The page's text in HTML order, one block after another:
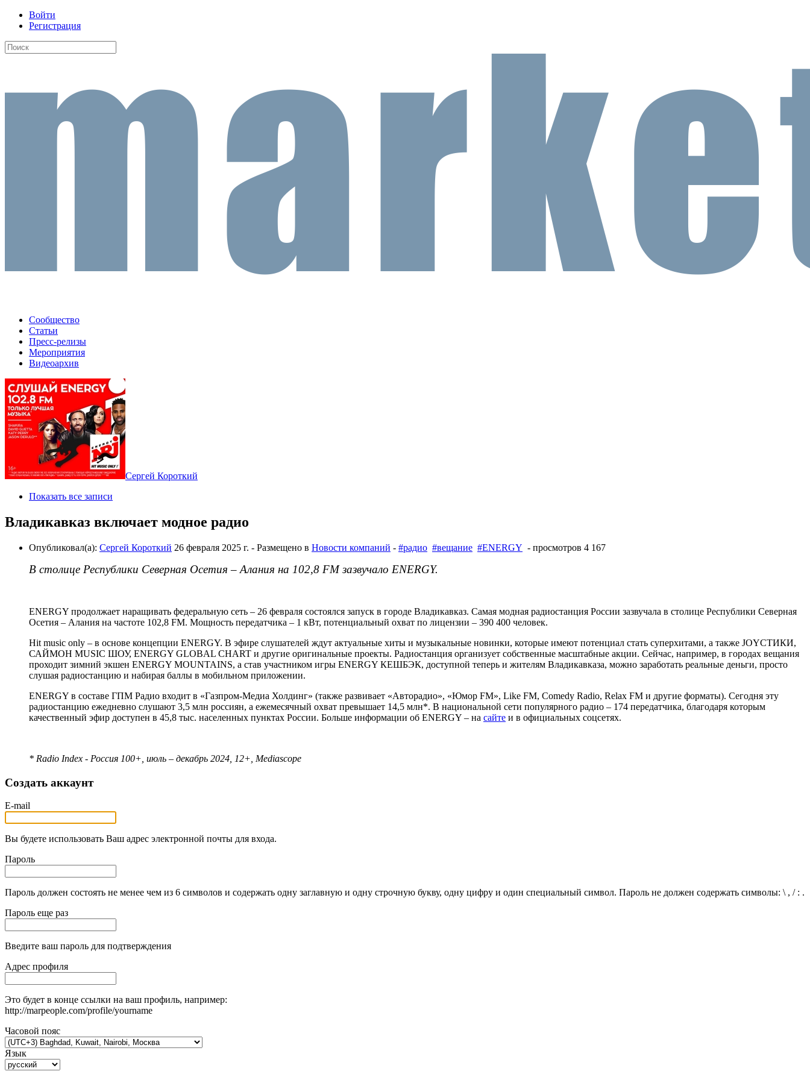
Войти
Регистрация
Сообщество
Статьи
Пресс-релизы
Мероприятия
Видеоархив
Сергей Короткий
Показать все записи
Владикавказ включает модное радио
Опубликовал(а): Сергей Короткий 26 февраля 2025 г. - Размещено в Новости компаний - #радио #вещание #ENERGY - просмотров 4 167
В столице Республики Северная Осетия – Алания на 102,8 FM зазвучало ENERGY.
ENERGY продолжает наращивать федеральную сеть – 26 февраля состоялся запуск в городе Владикавказ. Самая модная радиостанция России зазвучала в столице Республики Северная
Осетия – Алания на частоте 102,8 FM. Мощность передатчика – 1 кВт, потенциальный охват по лицензии – 390 400 человек.
Hit music only – в основе концепции ENERGY. В эфире слушателей ждут актуальные хиты и музыкальные новинки, которые имеют потенциал стать суперхитами, а также JOYСТИКИ,
САЙМОН MUSIC ШОУ, ENERGY GLOBAL CHART и другие оригинальные проекты. Радиостанция организует собственные масштабные акции. Сейчас, например, в городах вещания
проходит зимний экшен ENERGY MOUNTAINS, а став участником игры ENERGY КЕШБЭК, доступной теперь и жителям Владикавказа, можно заработать реальные деньги, просто
слушая радиостанцию и набирая баллы в мобильном приложении.
ENERGY в составе ГПМ Радио входит в «Газпром-Медиа Холдинг» (также развивает «Авторадио», «Юмор FM», Like FM, Comedy Radio, Relax FM и другие форматы). Сегодня эту
радиостанцию ежедневно слушают 3,5 млн россиян, а ежемесячный охват превышает 14,5 млн*. В национальной сети популярного радио – 174 передатчика, благодаря которым
качественный эфир доступен в 45,8 тыс. населенных пунктах России. Больше информации об ENERGY – на сайте и в официальных соцсетях.
* Radio Index - Россия 100+, июль – декабрь 2024, 12+, Mediascope
Создать аккаунт
E-mail
Вы будете использовать Ваш адрес электронной почты для входа.
Пароль
Пароль должен состоять не менее чем из 6 символов и содержать одну заглавную и одну строчную букву, одну цифру и один специальный символ. Пароль не должен содержать символы: \ , / : .
Пароль еще раз
Введите ваш пароль для подтверждения
Адрес профиля
Это будет в конце ссылки на ваш профиль, например:
http://marpeople.com/profile/yourname
Часовой пояс
Язык